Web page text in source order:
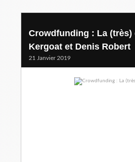
Crowdfunding : La
Kergoat et Denis Robert
21 Janvier 2019